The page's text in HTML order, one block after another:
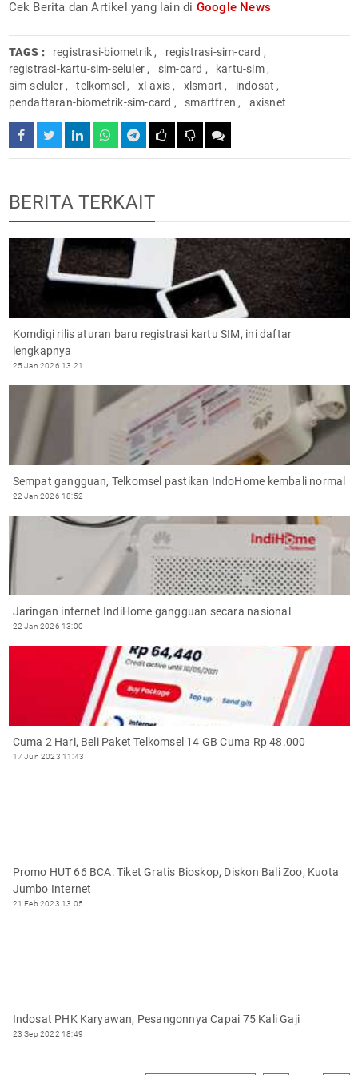
Cek Berita dan Artikel yang lain di Google News
TAGS : registrasi-biometrik, registrasi-sim-card ,
registrasi-kartu-sim-seluler , sim-card , kartu-sim,
sim-seluler, telkomsel , xl-axis , xlsmart , indosat ,
pendaftaran-biometrik-sim-card , smartfren , axisnet
BERITA TERKAIT
Komdigi rilis aturan baru registrasi kartu SIM, ini daftar
lengkapnya
25 Jan 2026 13:21
Sempat gangguan, Telkomsel pastikan IndoHome kembali normal
22 Jan 2026 18:52
Jaringan internet IndiHome gangguan secara nasional
22 Jan 2026 13:00
Cuma 2 Hari, Beli Paket Telkomsel 14 GB Cuma Rp 48.000
17 Jun 2023 11:43
Promo HUT 66 BCA: Tiket Gratis Bioskop, Diskon Bali Zoo, Kuota
Jumbo Internet
21 Feb 2023 13:05
Indosat PHK Karyawan, Pesangonnya Capai 75 Kali Gaji
23 Sep 2022 18:49